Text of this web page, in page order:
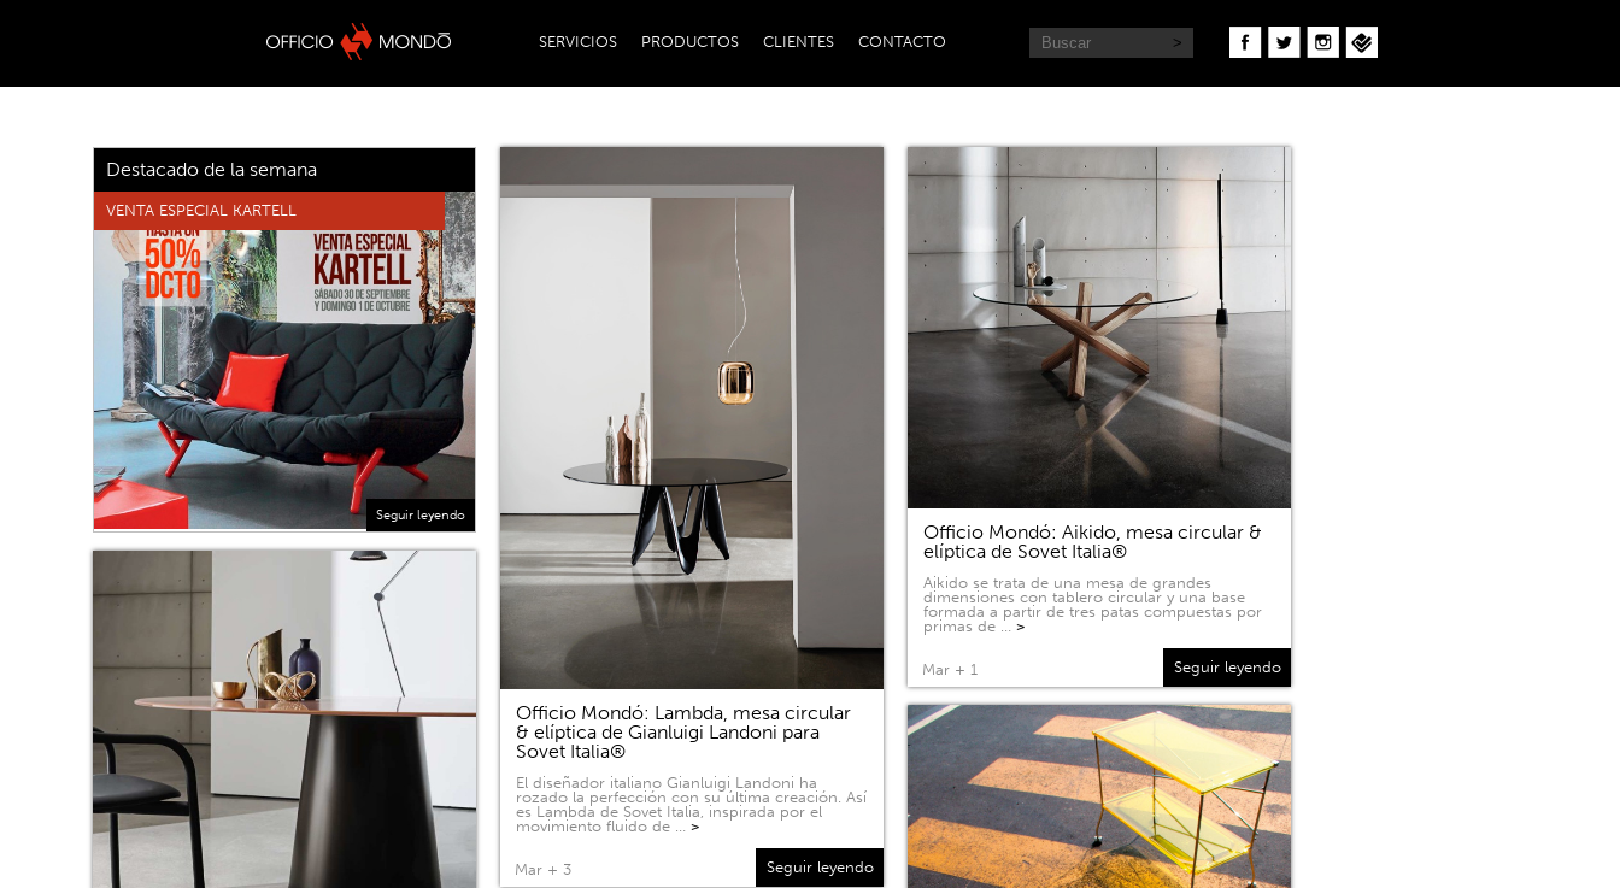
SERVICIOS PRODUCTOS CLIENTES CONTACTO
Destacado de la semana
VENTA ESPECIAL KARTELL
Seguir leyendo
Officio Mondó: Lambda, mesa circular
& elíptica de Gianluigi Landoni para
Sovet Italia®
El diseñador italiano Gianluigi Landoni ha
rozado la perfección con su última creación. Así
es Lambda de Sovet Italia, inspirada por el
movimiento fluido de … >
Mar + 3 Seguir leyendo
Officio Mondó: Aikido, mesa circular &
elíptica de Sovet Italia®
Aikido se trata de una mesa de grandes
dimensiones con tablero circular y una base
formada a partir de tres patas compuestas por
primas de … >
Mar + 1 Seguir leyendo